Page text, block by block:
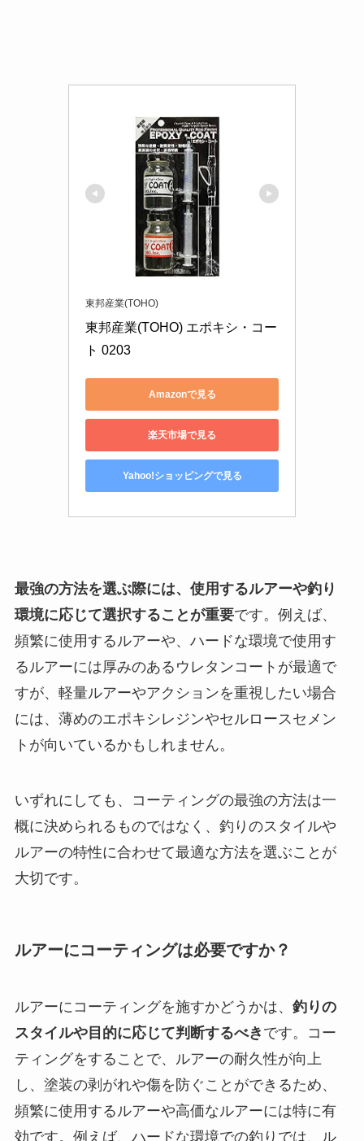
東邦産業(TOHO)
東邦産業(TOHO) エポキシ・コー
ト 0203
Amazonで見る
楽天市場で見る
Yahoo!ショッピングで見る
最強の方法を選ぶ際には、使用するルアーや釣り
環境に応じて選択することが重要です。例えば、
頻繁に使用するルアーや、ハードな環境で使用す
るルアーには厚みのあるウレタンコートが最適で
すが、軽量ルアーやアクションを重視したい場合
には、薄めのエポキシレジンやセルロースセメン
トが向いているかもしれません。
いずれにしても、コーティングの最強の方法は一
概に決められるものではなく、釣りのスタイルや
ルアーの特性に合わせて最適な方法を選ぶことが
大切です。
ルアーにコーティングは必要ですか？
ルアーにコーティングを施すかどうかは、 釣りの
スタイルや目的に応じて判断するべき です。コー
ティングをすることで、ルアーの耐久性が向上
し、塗装の剥がれや傷を防ぐことができるため、
頻繁に使用するルアーや高価なルアーには特に有
効です。例えば、ハードな環境での釣りでは、ル